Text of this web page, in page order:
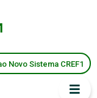
Novo Sistema CREF1